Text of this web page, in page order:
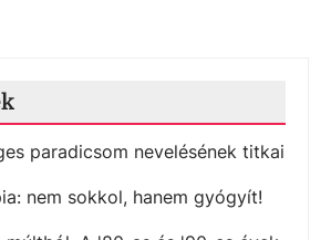
paradicsom nevelésének titkai
nem sokkol, hanem gyógyít!